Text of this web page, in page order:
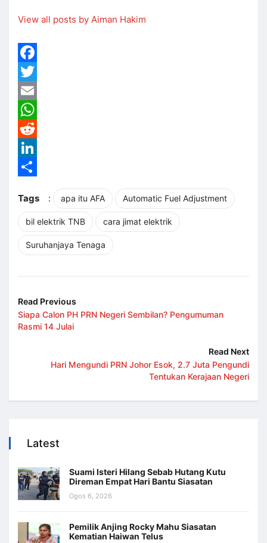
View all posts by Aiman Hakim
Facebook
Twitter
Email
WhatsApp
Reddit
LinkedIn
Tags
: apa itu AFA Automatic Fuel Adjustment
bil elektrik TNB cara jimat elektrik
Suruhanjaya Tenaga
Read Previous
Siapa Calon PH PRN Negeri Sembilan? Pengumuman
Rasmi 14 Julai
Read Next
Hari Mengundi PRN Johor Esok, 2.7 Juta Pengundi
Tentukan Kerajaan Negeri
Latest
Suami Isteri Hilang Sebab Hutang Kutu
Direman Empat Hari Bantu Siasatan
Ogos 6, 2026
Pemilik Anjing Rocky Mahu Siasatan
Kematian Haiwan Telus